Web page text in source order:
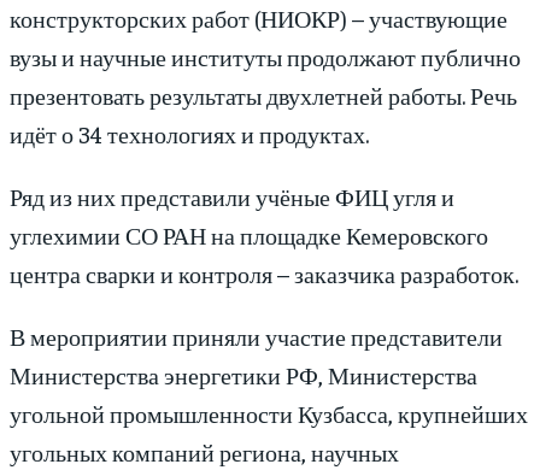
конструкторских работ (НИОКР) – участвующие
вузы и научные институты продолжают публично
презентовать результаты двухлетней работы. Речь
идёт о 34 технологиях и продуктах.
Ряд из них представили учёные ФИЦ угля и
углехимии СО РАН на площадке Кемеровского
центра сварки и контроля – заказчика разработок.
В мероприятии приняли участие представители
Министерства энергетики РФ, Министерства
угольной промышленности Кузбасса, крупнейших
угольных компаний региона, научных